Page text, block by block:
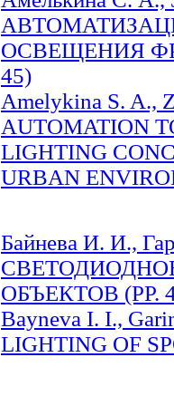
ОСВЕЩЕНИЯ
45)
Amelykina S. A.,
AUTOMATION
LIGHTING
URBAN
Байнева И. И.,
ОБЪЕКТОВ (PP.
Bayneva I. I.,
LIGHTING OF